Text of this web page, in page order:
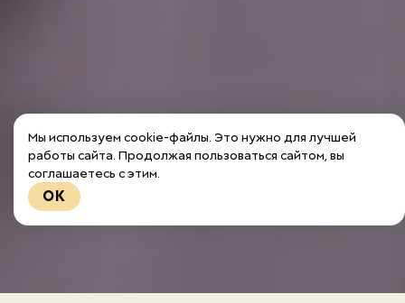
Мы используем cookie-файлы. Это нужно для лучшей
работы сайта. Продолжая пользоваться сайтом, вы
соглашаетесь с этим.
OK